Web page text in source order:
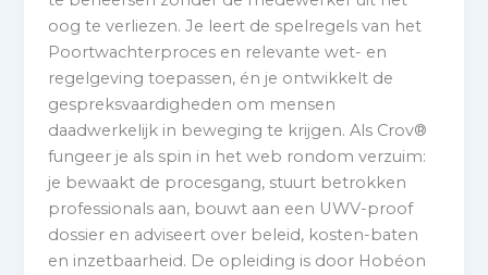
oog te verliezen. Je leert de spelregels van het
Poortwachterproces en relevante wet- en
regelgeving toepassen, én je ontwikkelt de
gespreksvaardigheden om mensen
daadwerkelijk in beweging te krijgen. Als Crov®
fungeer je als spin in het web rondom verzuim:
je bewaakt de procesgang, stuurt betrokken
professionals aan, bouwt aan een UWV-proof
dossier en adviseert over beleid, kosten-baten
en inzetbaarheid. De opleiding is door Hobéon